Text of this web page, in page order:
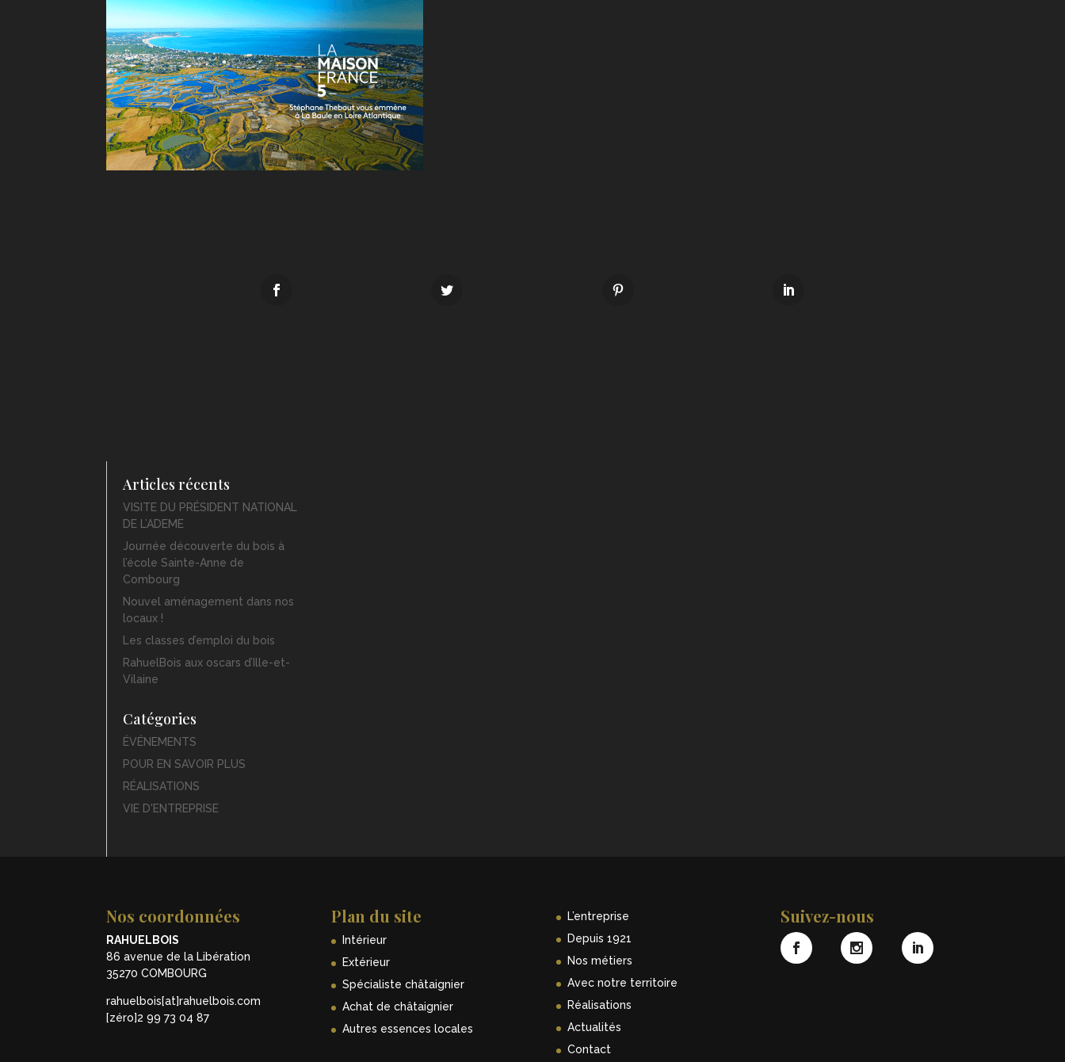
Articles récents
VISITE DU PRÉSIDENT NATIONAL
DE L’ADEME
Journée découverte du bois à
l’école Sainte-Anne de
Combourg
Nouvel aménagement dans nos
locaux !
Les classes d’emploi du bois
RahuelBois aux oscars d’Ille-et-
Vilaine
Catégories
ÉVÉNEMENTS
POUR EN SAVOIR PLUS
RÉALISATIONS
VIE D'ENTREPRISE
Nos coordonnées
RAHUELBOIS
86 avenue de la Libération
35270 COMBOURG
rahuelbois[at]rahuelbois.com
[zéro]2 99 73 04 87
Plan du site
Intérieur
Extérieur
Spécialiste châtaignier
Achat de châtaignier
Autres essences locales
L’entreprise
Depuis 1921
Nos métiers
Avec notre territoire
Réalisations
Actualités
Contact
Suivez-nous